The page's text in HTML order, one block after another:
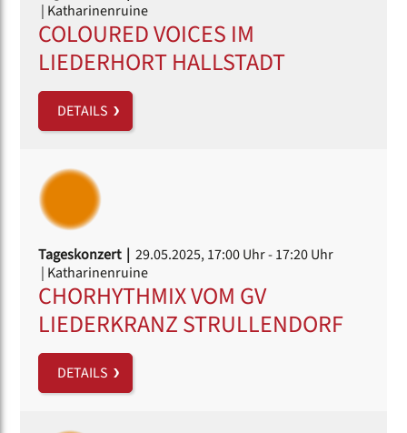
| Katharinenruine
COLOURED VOICES IM
LIEDERHORT HALLSTADT
DETAILS
Tageskonzert | 29.05.2025, 17:00 Uhr- 17:20 Uhr
| Katharinenruine
CHORHYTHMIX VOM GV
LIEDERKRANZ STRULLENDORF
DETAILS